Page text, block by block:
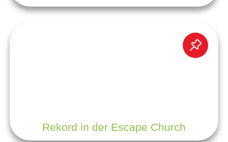
Rekord in der Escape Church